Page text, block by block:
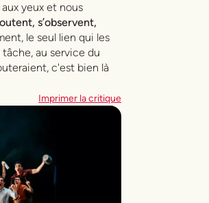
yeux et nous
s’observent,
le seul lien qui les
au service du
c'est bien là
Imprimer la critique